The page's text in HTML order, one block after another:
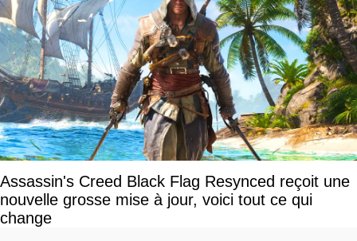
Assassin's Creed Black Flag Resynced reçoit une
nouvelle grosse mise à jour, voici tout ce qui
change